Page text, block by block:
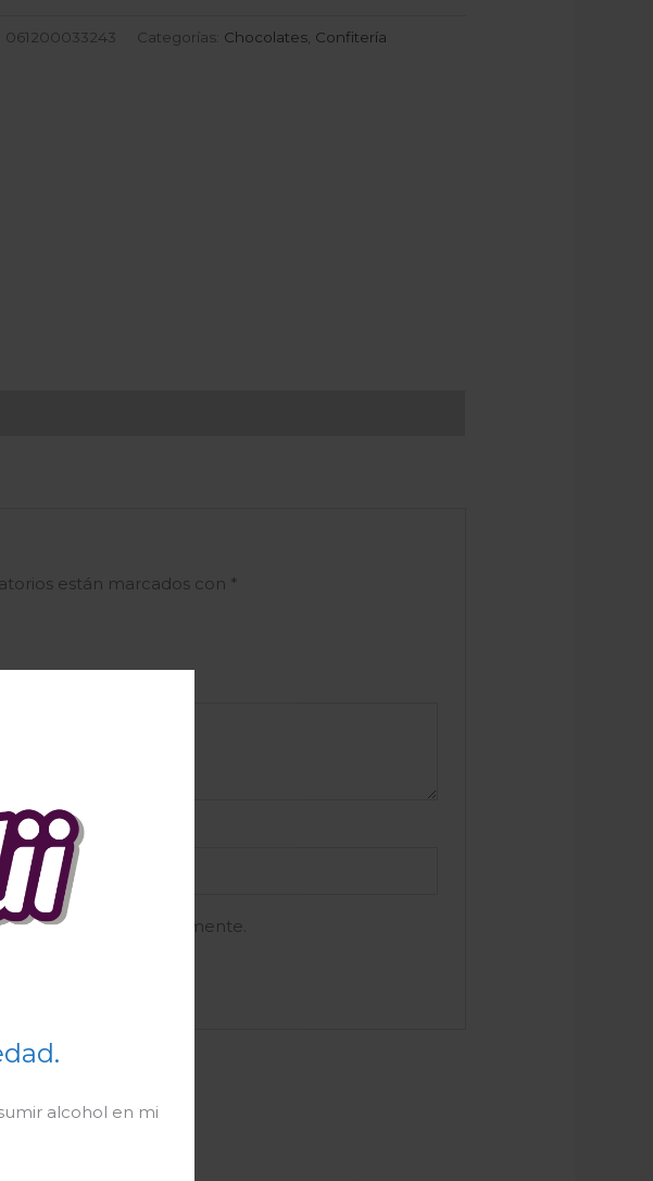
alcohol en mi
061200033243 Categorías: Chocolates Confitería
están marcados con *
próxima vez que comente.